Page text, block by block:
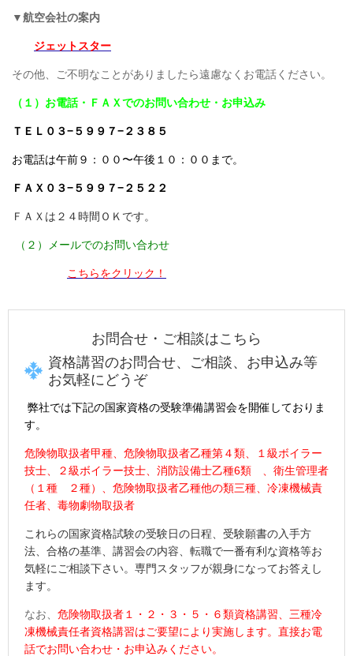
▼航空会社の案内
ジェットスター
その他、ご不明なことがありましたら遠慮なくお電話ください。
（１）お電話・ＦＡＸでのお問い合わせ・お申込み
ＴＥＬ０３−５９９７−２３８５
お電話は午前９：００〜午後１０：００まで。
ＦＡＸ０３−５９９７−２５２２
ＦＡＸは２４時間ＯＫです。
（２）メールでのお問い合わせ
こちらをクリック！
お問合せ・ご相談はこちら
資格講習のお問合せ、ご相談、お申込み等
お気軽にどうぞ
弊社では下記の国家資格の受験準備講習会を開催しておりま
す。
危険物取扱者甲種、危険物取扱者乙種第４類、１級ボイラー
技士、
２級ボイラー技士、 消防設備士乙種6類 、衛生管理者
（１種 ２種）、 危険物取扱者乙種他の類三種、冷凍機械責
任者、毒物劇物取扱者
これらの国家資格試験の受験日の日程、受験願書の入手方
法、合格の基準、講習会の内容、転職で一番有利な資格等お
気軽にご相談下さい。専門スタッフが親身になってお答えし
ます。
なお、 危険物取扱者１・２・３・５・６類資格講習、三種冷
凍機械責任者資格講習はご要望により実施します。直接お電
話でお問い合わせ・お申込みください。